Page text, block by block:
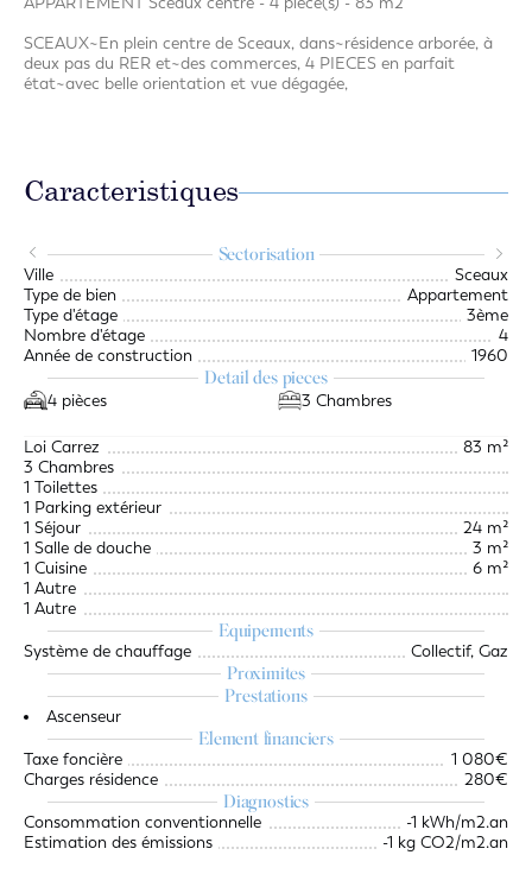
SCEAUX~En plein centre de Sceaux, dans~résidence arborée, à
deux pas du RER et~des commerces, 4 PIECES en parfait
état~avec belle orientation et vue dégagée,
Caracteristiques
Sectorisation
Ville
Sceaux
Type de bien
Appartement
Type d'étage
3ème
Nombre d'étage
4
Année de construction
1960
Detail des pieces
4 pièces 3 Chambres
Loi Carrez
83 m²
3 Chambres
1 Toilettes
1 Parking extérieur
1 Séjour
24 m²
1 Salle de douche
3 m²
1 Cuisine
6 m²
1 Autre
1 Autre
Equipements
Système de chauffage Collectif, Gaz
Proximites
Prestations
Ascenseur
Element financiers
Taxe foncière
1 080€
Charges résidence
280€
Diagnostics
Consommation conventionnelle
-1 kWh/m2.an
Estimation des émissions
-1 kg CO2/m2.an